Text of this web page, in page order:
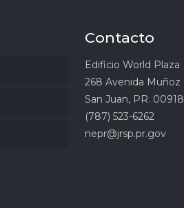
Contacto
Edificio World Plaza
268 Avenida Muñoz
San Juan, PR. 00918
(787) 523-6262
nepr@jrsp.pr.gov